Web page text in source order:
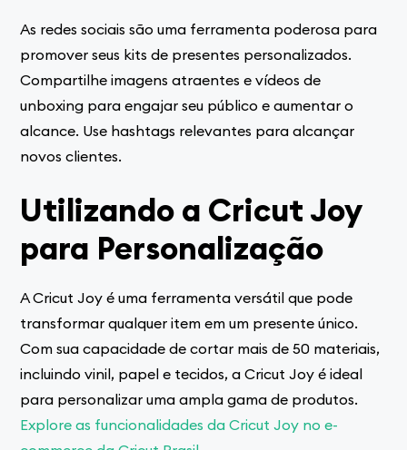
As redes sociais são uma ferramenta poderosa para
promover seus kits de presentes personalizados.
Compartilhe imagens atraentes e vídeos de
unboxing para engajar seu público e aumentar o
alcance. Use hashtags relevantes para alcançar
novos clientes.
Utilizando a Cricut Joy
para Personalização
A Cricut Joy é uma ferramenta versátil que pode
transformar qualquer item em um presente único.
Com sua capacidade de cortar mais de 50 materiais,
incluindo vinil, papel e tecidos, a Cricut Joy é ideal
para personalizar uma ampla gama de produtos.
Explore as funcionalidades da Cricut Joy no e-